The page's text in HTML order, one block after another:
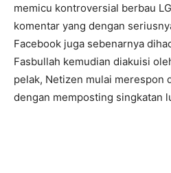
memicu kontroversial berbau
komentar yang dengan
Facebook juga sebenarnya
Fasbullah kemudian diakuisi
pelak, Netizen mulai merespon
dengan memposting singkatan